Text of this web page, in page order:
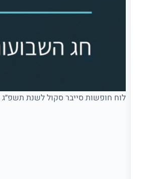
לוח חופשות סייבר סקול לשנת תשפ״ג